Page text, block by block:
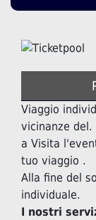
Viaggio
vicinanze del.
a Visita
tuo viaggio .
Alla fine del
individuale.
I nostri